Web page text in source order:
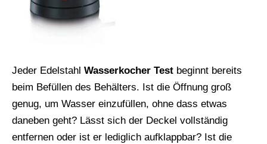
Jeder Edelstahl Wasserkocher Test beginnt bereits
beim Befüllen des Behälters. Ist die Öffnung groß
genug, um Wasser einzufüllen, ohne dass etwas
daneben geht? Lässt sich der Deckel vollständig
entfernen oder ist er lediglich aufklappbar? Ist die